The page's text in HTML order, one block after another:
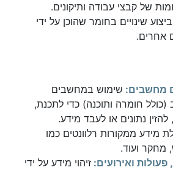
של קבצי עבודה ותיקונים.
שינויים בחומר שהוכן על ידי
אחרים.
מחשבים: שימוש במחשבים
חומרה ותוכנה) כדי לתכנת,
להזין נתונים או לעבד מידע.
מידע ממקורות רלוונטים כמו
מחקר ועוד.
פעולות ואירועים: זיהוי מידע על ידי